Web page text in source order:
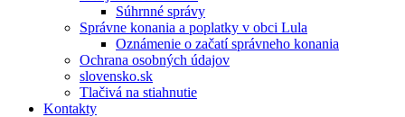
Súhrnné správy
Správne konania a poplatky v obci Lula
Oznámenie o začatí správneho konania
Ochrana osobných údajov
slovensko.sk
Tlačivá na stiahnutie
Kontakty